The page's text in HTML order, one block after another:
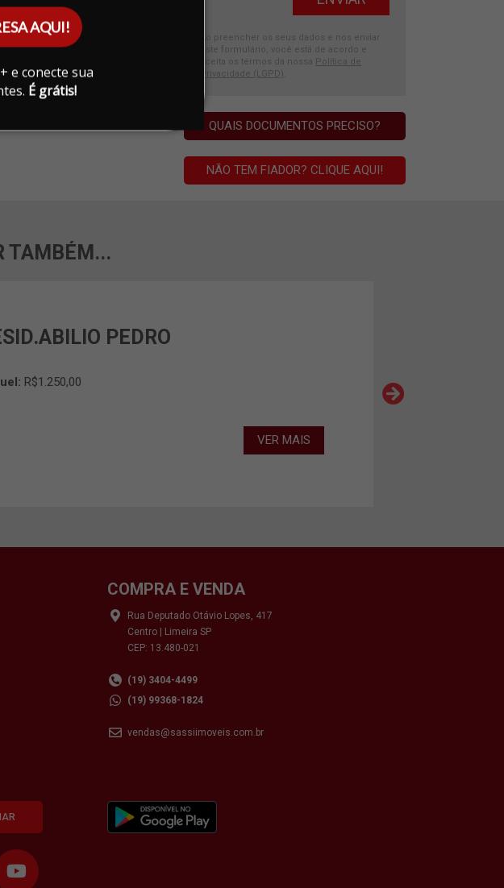
AQUI!
e conecte sua
É grátis!
Ao preencher os seus dados e nos enviar
este formulário, você está de acordo e
aceita os termos da nossa
Política de
Privacidade (LGPD)
QUAIS DOCUMENTOS PRECISO?
NÃO TEM FIADOR? CLIQUE AQUI!
TAMBÉM...
PEDRO
R$1.250,00
VER MAIS
COMPRA E VENDA
Rua Deputado Otávio Lopes, 417
Centro | Limeira SP
CEP: 13.480-021
(19) 3404-4499
(19) 99368-1824
vendas@sassiimoveis.com.br